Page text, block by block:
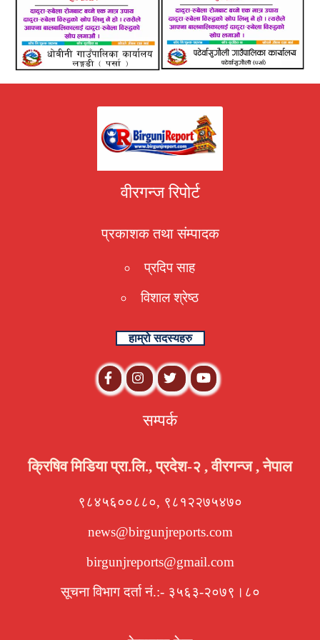
वीरगन्ज रिपोर्ट
प्रकाशक तथा संम्पादक
प्रदिप साह
विशाल श्रेष्ठ
हाम्रो सदस्यहरु
सम्पर्क
क्रिषिव मिडिया प्रा.लि., प्रदेश-२ , वीरगन्ज , नेपाल
९८४५६००८८०, ९८१२२७५४७०
news@birgunjreports.com
birgunjreports@gmail.com
सूचना विभाग दर्ता नं.:- ३५६३-२०७९।८०